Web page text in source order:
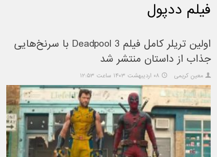
فیلم ددپول
اولین تریلر کامل فیلم Deadpool 3 با سرنخ‌هایی
جذاب از داستان منتشر شد
معین کریمی ۰۸ اردیبهشت ۱۴۰۳ ساعت ۱۲:۵۳